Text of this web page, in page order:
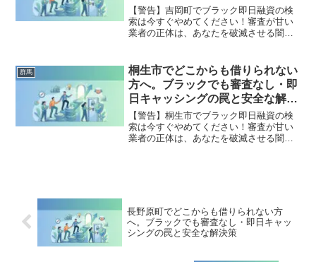
策
【警告】吉岡町でブラック即日融資の検
索は今すぐやめてください！審査が甘い
業者の正体は、あなたを破滅させる闇金
町で違法業者を避け、借金地獄から抜け
出した方々の実体験と確実な解決策を完
全公開。
群馬
桐生市でどこからも借りられない
方へ。ブラックでも審査なし・即
日キャッシングの罠と安全な解決
策
【警告】桐生市でブラック即日融資の検
索は今すぐやめてください！審査が甘い
業者の正体は、あなたを破滅させる闇金
長野原町でどこからも借りられない方
へ。ブラックでも審査なし・即日キャッ
シングの罠と安全な解決策